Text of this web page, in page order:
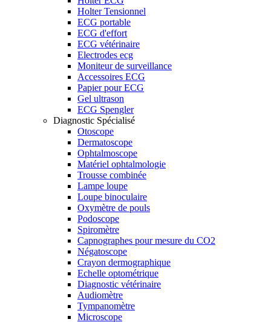
Holter Tensionnel
ECG portable
ECG d'effort
ECG vétérinaire
Electrodes ecg
Moniteur de surveillance
Accessoires ECG
Papier pour ECG
Gel ultrason
ECG Spengler
Diagnostic Spécialisé
Otoscope
Dermatoscope
Ophtalmoscope
Matériel ophtalmologie
Trousse combinée
Lampe loupe
Loupe binoculaire
Oxymètre de pouls
Podoscope
Spiromètre
Capnographes pour mesure du CO2
Négatoscope
Crayon dermographique
Echelle optométrique
Diagnostic vétérinaire
Audiomètre
Tympanomètre
Microscope